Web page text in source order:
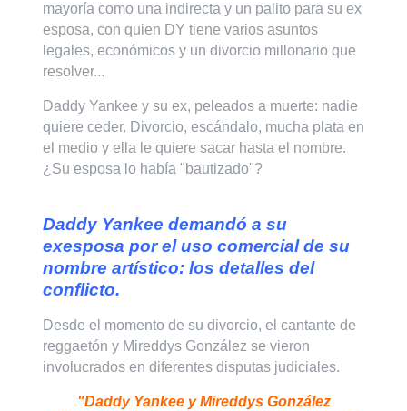
mayoría como una indirecta y un palito para su ex
esposa, con quien DY tiene varios asuntos
legales, económicos y un divorcio millonario que
resolver...
Daddy Yankee y su ex, peleados a muerte: nadie
quiere ceder. Divorcio, escándalo, mucha plata en
el medio y ella le quiere sacar hasta el nombre.
¿Su esposa lo había "bautizado"?
Daddy Yankee demandó a su
exesposa por el uso comercial de su
nombre artístico: los detalles del
conflicto.
Desde el momento de su divorcio, el cantante de
reggaetón y Mireddys González se vieron
involucrados en diferentes disputas judiciales.
"Daddy Yankee y Mireddys González